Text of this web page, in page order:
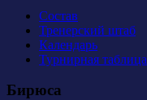
Состав
Тренерский штаб
Календарь
Турнирная таблица
Бирюса